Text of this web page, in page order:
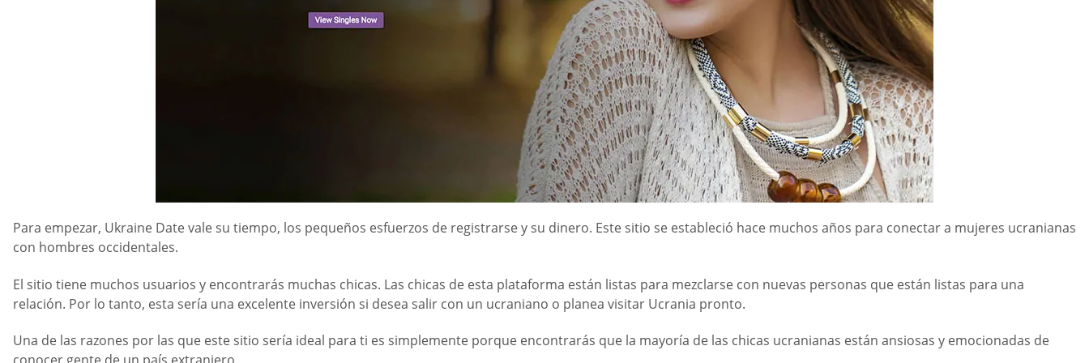
Para empezar, Ukraine Date vale su tiempo, los pequeños esfuerzos de registrarse y su dinero. Este sitio se estableció hace muchos años para conectar a mujeres ucranianas
con hombres occidentales.
El sitio tiene muchos usuarios y encontrarás muchas chicas. Las chicas de esta plataforma están listas para mezclarse con nuevas personas que están listas para una
relación. Por lo tanto, esta sería una excelente inversión si desea salir con un ucraniano o planea visitar Ucrania pronto.
Una de las razones por las que este sitio sería ideal para ti es simplemente porque encontrarás que la mayoría de las chicas ucranianas están ansiosas y emocionadas de